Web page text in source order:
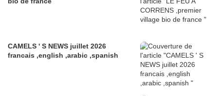
CAMELS ' S NEWS juillet 2026
francais ,english ,arabic ,spanish